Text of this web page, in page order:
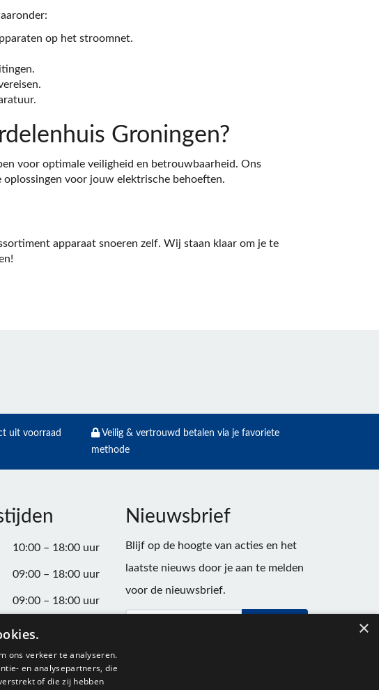
op het stroomnet.
Groningen?
voor optimale veiligheid en betrouwbaarheid. Ons
voor jouw elektrische behoeften.
apparaat snoeren zelf. Wij staan klaar om je te
uit voorraad
Veilig & vertrouwd betalen via je favoriete
methode
10:00 – 18:00 uur
09:00 – 18:00 uur
09:00 – 18:00 uur
09:00 – 20:00 uur
09:00 – 18:00 uur
09:00 – 17:00 uur
Nieuwsbrief
Blijf op de hoogte van acties en het
laatste nieuws door je aan te melden
voor de nieuwsbrief.
×
ons verkeer te analyseren.
en analysepartners, die
of die zij hebben